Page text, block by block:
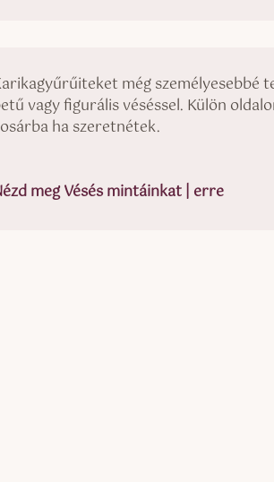
még személyesebbé
vagy figurális véséssel. Külön
ha szeretnétek.
meg Vésés mintáinkat | erre